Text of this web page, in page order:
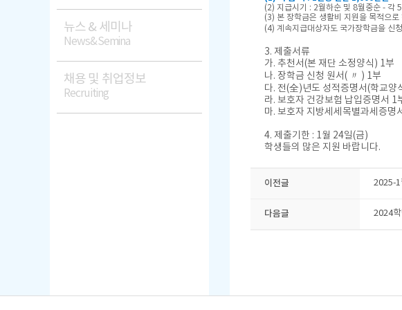
뉴스 & 세미나
News&Semina
채용 및 취업정보
Recruiting
(2) 지급시기 : 2월하순 및 8월중순 - 각
(3) 본 장학금은 생활비 지원을 목적으
(4) 계속지급대상자도 국가장학금을 신
3. 제출서류
가. 추천서(본 재단 소정양식) 1부
나. 장학금 신청 원서( 〃 ) 1부
다. 전(全)년도 성적증명서(학교양
라. 보호자 건강보험 납입증명서 1
마. 보호자 지방세세목별과세증명
4. 제출기한 : 1월 24일(금)
학생들의 많은 지원 바랍니다.​
이전글 2025-1
다음글 2024